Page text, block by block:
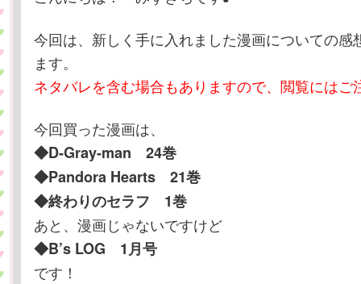
テ
ン
へ
移
動
ン
ツ
移
動
今回は、新しく手に入れました漫画についての感
ます。
ネタバレを含む場合もありますので、閲覧にはご
今回買った漫画は、
◆D-Gray-man 24巻
◆Pandora Hearts 21巻
◆終わりのセラフ 1巻
あと、漫画じゃないですけど
◆B’s LOG 1月号
です！